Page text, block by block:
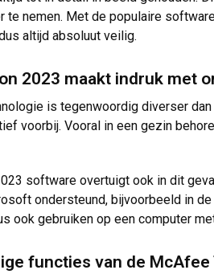
te nemen. Met de populaire
altijd absoluut veilig.
2023 maakt indruk met
is tegenwoordig diverser
voorbij. Vooral in een gezin
software overtuigt ook in dit
ondersteund, bijvoorbeeld in
ook gebruiken op een computer
functies van de